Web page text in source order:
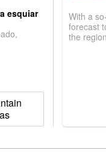
esquiar
With a
forecast
the